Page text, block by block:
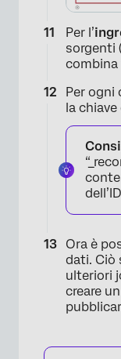
Per l’
sorgenti
Per ogni
la
Ora è
dati. Ciò
ulteriori
creare